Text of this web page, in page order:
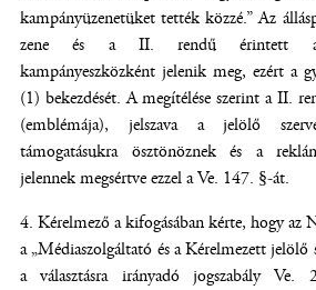
kampányüzenetüket tették közzé.” Az
zene és a II. rendű érintett
kampányeszközként jelenik meg, ezért a
(1) bekezdését. A megítélése szerint a II.
(emblémája), jelszava a jelölő
támogatásukra ösztönöznek és a
jelennek megsértve ezzel a Ve. 147. §-át.
Kérelmező a kifogásában kérte, hogy az
a „Médiaszolgáltató és a Kérelmezett jelölő
a választásra irányadó jogszabály